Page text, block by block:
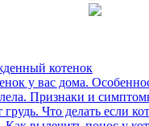
котенок
у вас дома.
Признаки и
грудь. Что делать если